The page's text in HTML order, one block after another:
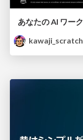
kawaji_scratch